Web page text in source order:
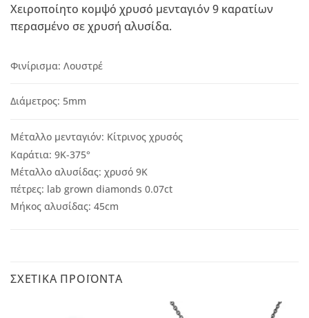
Χειροποίητο κομψό χρυσό μενταγιόν 9 καρατίων
περασμένο σε χρυσή αλυσίδα.
Φινίρισμα: Λουστρέ
Διάμετρος: 5mm
Μέταλλο μενταγιόν: Κίτρινος χρυσός
Καράτια: 9Κ-375°
Μέταλλο αλυσίδας: χρυσό 9Κ
πέτρες: lab grown diamonds 0.07ct
Μήκος αλυσίδας: 45cm
ΣΧΕΤΙΚΆ ΠΡΟΪΌΝΤΑ